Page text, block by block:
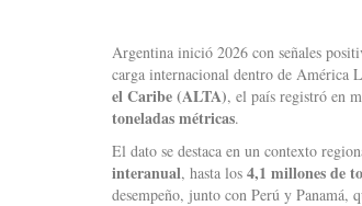
Argentina inició 2026 con señales
carga internacional dentro de América
el Caribe (ALTA), el país registró en
toneladas métricas.
El dato se destaca en un contexto
interanual, hasta los 4,1 millones de
desempeño, junto con Perú y Panamá,